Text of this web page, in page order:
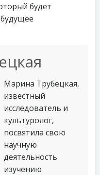
будет
Марина Трубецкая,
известный
исследователь и
культуролог,
посвятила свою
научную
деятельность
изучению